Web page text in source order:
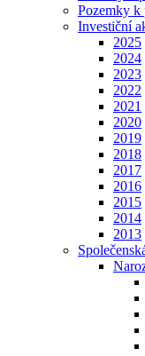
Pozemky k
Investiční
2025
2024
2023
2022
2021
2020
2019
2018
2017
2016
2015
2014
2013